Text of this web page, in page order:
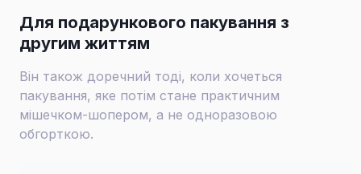
Для подарункового пакування з
другим життям
Він також доречний тоді, коли хочеться
пакування, яке потім стане практичним
мішечком-шопером, а не одноразовою
обгорткою.